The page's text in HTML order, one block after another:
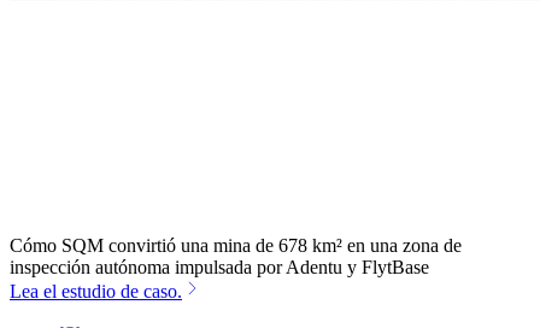
Cómo SQM convirtió una mina de 678 km² en una zona de
inspección autónoma impulsada por Adentu y FlytBase
Lea el estudio de caso.